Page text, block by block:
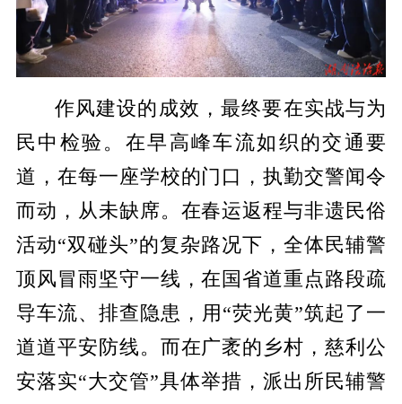
作风建设的成效，最终要在实战与为
民中检验。在早高峰车流如织的交通要
道，在每一座学校的门口，执勤交警闻令
而动，从未缺席。在春运返程与非遗民俗
活动“双碰头”的复杂路况下，全体民辅警
顶风冒雨坚守一线，在国省道重点路段疏
导车流、排查隐患，用“荧光黄”筑起了一
道道平安防线。而在广袤的乡村，慈利公
安落实“大交管”具体举措，派出所民辅警